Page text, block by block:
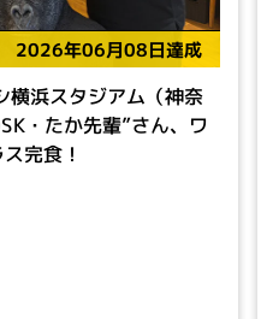
2026年06月08日達成
横浜スタジアム（神奈
・たか先輩”さん、ワ
完食！